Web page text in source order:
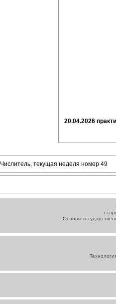
20.04.2026
Числитель, текущая неделя номер 49
Основы